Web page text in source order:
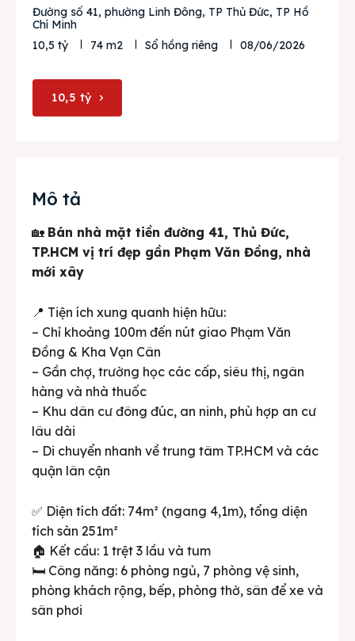
Đường số 41, phường Linh Đông, TP Thủ Đức, TP Hồ
Chí Minh
10,5 tỷ
74 m2 Sổ hồng riêng 08/06/2026
10,5 tỷ
Mô tả
🏡 Bán nhà mặt tiền đường 41, Thủ Đức,
TP.HCM vị trí đẹp gần Phạm Văn Đồng, nhà
mới xây
📍 Tiện ích xung quanh hiện hữu:
– Chỉ khoảng 100m đến nút giao Phạm Văn
Đồng & Kha Vạn Cân
– Gần chợ, trường học các cấp, siêu thị, ngân
hàng và nhà thuốc
– Khu dân cư đông đúc, an ninh, phù hợp an cư
lâu dài
– Di chuyển nhanh về trung tâm TP.HCM và các
quận lân cận
✅ Diện tích đất: 74m² (ngang 4,1m), tổng diện
tích sàn 251m²
🏠 Kết cấu: 1 trệt 3 lầu và tum
🛏️ Công năng: 6 phòng ngủ, 7 phòng vệ sinh,
phòng khách rộng, bếp, phòng thờ, sân để xe và
sân phơi